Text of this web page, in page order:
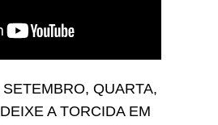
QUARTA,
A TORCIDA EM